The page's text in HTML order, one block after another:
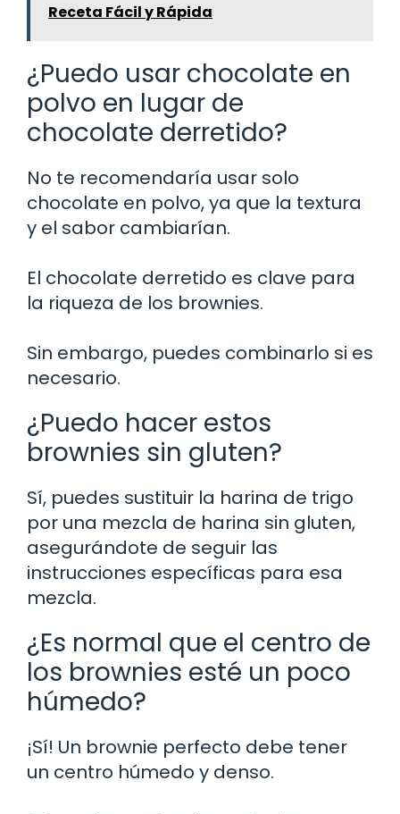
Receta Fácil y Rápida
¿Puedo usar chocolate en
polvo en lugar de
chocolate derretido?
No te recomendaría usar solo
chocolate en polvo, ya que la textura
y el sabor cambiarían.
El chocolate derretido es clave para
la riqueza de los brownies.
Sin embargo, puedes combinarlo si es
necesario.
¿Puedo hacer estos
brownies sin gluten?
Sí, puedes sustituir la harina de trigo
por una mezcla de harina sin gluten,
asegurándote de seguir las
instrucciones específicas para esa
mezcla.
¿Es normal que el centro de
los brownies esté un poco
húmedo?
¡Sí! Un brownie perfecto debe tener
un centro húmedo y denso.